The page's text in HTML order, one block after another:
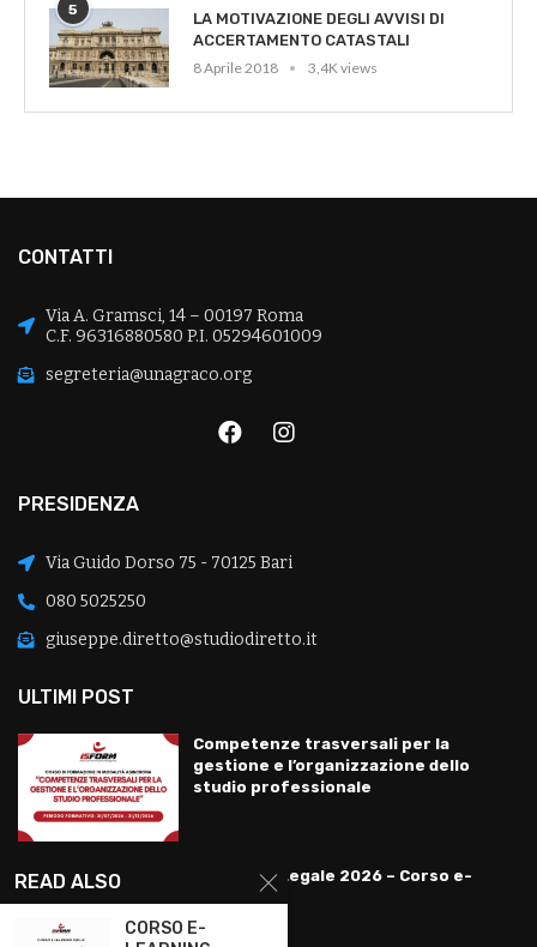
5
LA MOTIVAZIONE DEGLI AVVISI DI
ACCERTAMENTO CATASTALI
8 Aprile 2018
3,4K views
CONTATTI
Via A. Gramsci, 14 – 00197 Roma
C.F. 96316880580 P.I. 05294601009
segreteria@unagraco.org
PRESIDENZA
Via Guido Dorso 75 - 70125 Bari
080 5025250
giuseppe.diretto@studiodiretto.it
ULTIMI POST
Competenze trasversali per la
gestione e l’organizzazione dello
studio professionale
Revisione Legale 2026 – Corso e-
learning
READ ALSO
CORSO E-